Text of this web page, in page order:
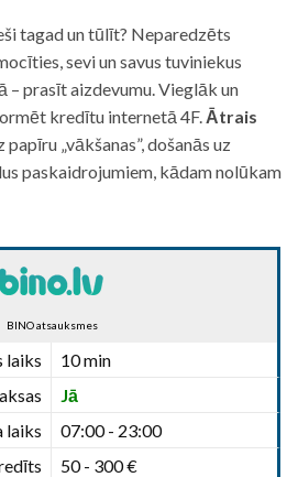
tagad un tūlīt? Neparedzēts
sevi un savus tuviniekus
prasīt aizdevumu. Vieglāk un
kredītu internetā 4F. Ātrais
papīru „vākšanas”, došanās uz
paskaidrojumiem, kādam nolūkam
BINO atsauksmes
laiks
10 min
Jā
laiks
07:00 - 23:00
50 - 300 €